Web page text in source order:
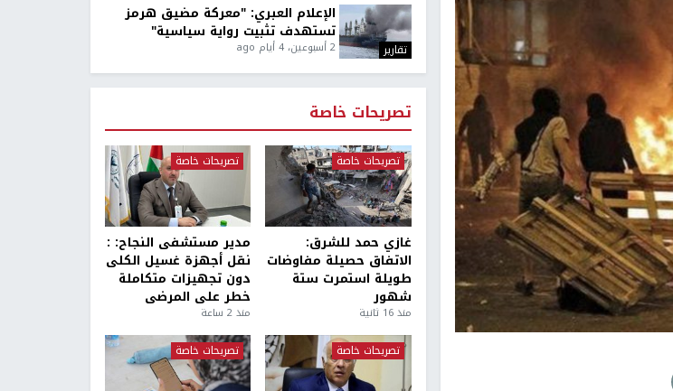
تقارير
الإعلام العبري: "معركة مضيق هرمز
تستهدف تثبيت رواية سياسية"
2 أسبوعين، 4 أيام ago
تصريحات خاصة
تصريحات خاصة
غازي حمد للشرق:
الاتفاق حصيلة مفاوضات
طويلة استمرت ستة
شهور
منذ 16 ثانية
تصريحات خاصة
مدير مستشفى النجاح: :
نقل أجهزة غسيل الكلى
دون تجهيزات متكاملة
خطر على المرضى
منذ 2 ساعة
تصريحات خاصة تصريحات خاصة